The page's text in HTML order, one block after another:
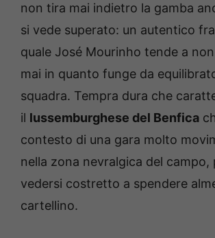
non tira mai indietro la gamba
si vede superato: un autentico
quale José Mourinho tende a
mai in quanto funge da
squadra. Tempra dura che
il lussemburghese del Benfica
contesto di una gara molto
nella zona nevralgica del campo,
vedersi costretto a spendere
cartellino.